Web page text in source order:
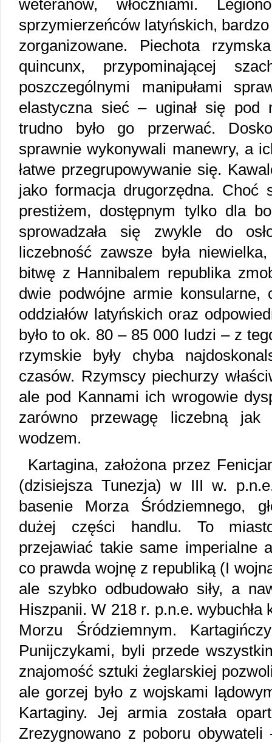
weteranów, włóczniami.
sprzymierzeńców latyńskich,
zorganizowane. Piechota
quincunx, przypominającej
poszczególnymi manipułami
elastyczna sieć – uginał się pod
trudno było go przerwać.
sprawnie wykonywali manewry, a
łatwe przegrupowywanie się.
jako formacja drugorzędna. Choć
prestiżem, dostępnym tylko dla
sprowadzała się zwykle do
liczebność zawsze była
bitwę z Hannibalem republika
dwie podwójne armie konsularne,
oddziałów latyńskich oraz
było to ok. 80 – 85 000 ludzi – z
rzymskie były chyba
czasów. Rzymscy piechurzy
ale pod Kannami ich wrogowie
zarówno przewagę liczebną
wodzem.
Kartagina, założona przez
(dzisiejsza Tunezja) w III w.
basenie Morza Śródziemnego,
dużej części handlu. To
przejawiać takie same imperialne
co prawda wojnę z republiką (I
ale szybko odbudowało siły, a
Hiszpanii. W 218 r. p.n.e.
Morzu Śródziemnym.
Punijczykami, byli przede
znajomość sztuki żeglarskiej
ale gorzej było z wojskami
Kartaginy. Jej armia została
Zrezygnowano z poboru obywateli